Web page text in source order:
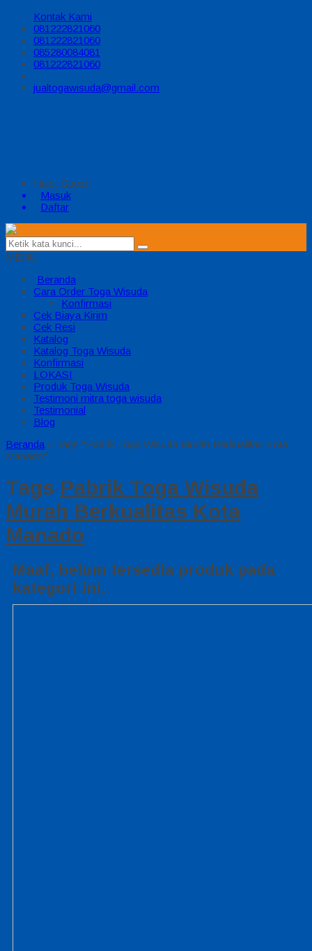
Kontak Kami
081222821060
081222821060
085280084081
081222821060
jualtogawisuda@gmail.com
Halo, Guest!
Masuk
Daftar
MENU
Beranda
Cara Order Toga Wisuda
Konfirmasi
Cek Biaya Kirim
Cek Resi
Katalog
Katalog Toga Wisuda
Konfirmasi
LOKASI
Produk Toga Wisuda
Testimoni mitra toga wisuda
Testimonial
Blog
Beranda » Tags "Pabrik Toga Wisuda Murah Berkualitas Kota
Manado"
Tags Pabrik Toga Wisuda
Murah Berkualitas Kota
Manado
Maaf, belum tersedia produk pada
kategori ini.